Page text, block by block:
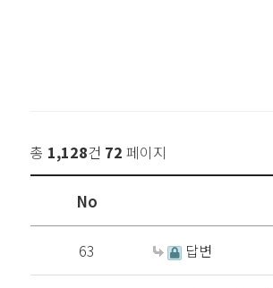
총 1,128건 72 페이지
No
63 답변